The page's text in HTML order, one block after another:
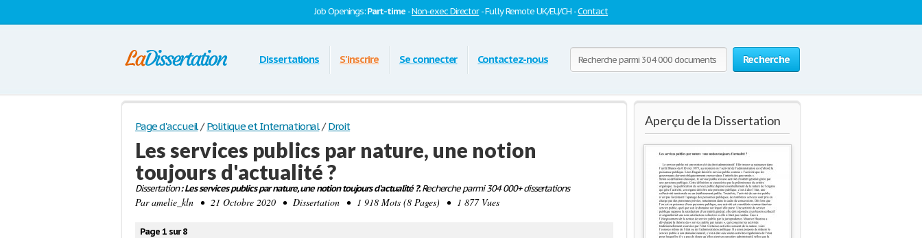
Job Openings:Part-time -Non-exec Director- Fully Remote UK/EU/CH -Contact
Recherche
Dissertations S'inscrire Se connecter Contactez-nous
Page d'accueil / Politique et International / Droit
Les services publics par nature, une notion
toujours d'actualité ?
Dissertation: Les services publics par nature, une notion toujours d'actualité ?.Recherche parmi 304 000+ dissertations
Paramelie_kln • 21 Octobre 2020 • Dissertation • 1 918 Mots (8 Pages) • 1 877 Vues
Page 1 sur 8
Aperçu de la Dissertation